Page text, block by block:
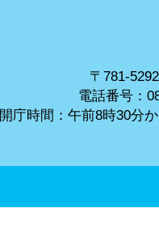
〒781-
電話番号：
開庁時間：午前8時30分